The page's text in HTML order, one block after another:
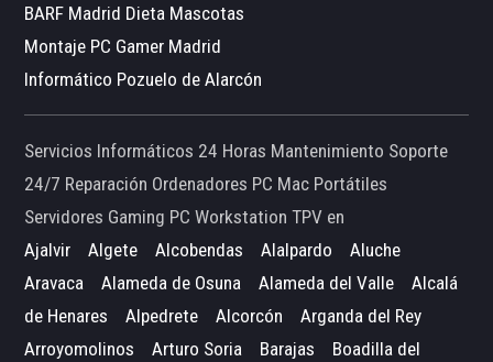
BARF Madrid Dieta Mascotas
Montaje PC Gamer Madrid
Informático Pozuelo de Alarcón
Servicios Informáticos 24 Horas Mantenimiento Soporte
24/7 Reparación Ordenadores PC Mac Portátiles
Servidores Gaming PC Workstation TPV en
Ajalvir
Algete Alcobendas Alalpardo
Aluche
Aravaca
Alameda de Osuna Alameda del Valle
Alcalá
de Henares
Alpedrete Alcorcón
Arganda del Rey
Arroyomolinos
Arturo Soria Barajas
Boadilla del